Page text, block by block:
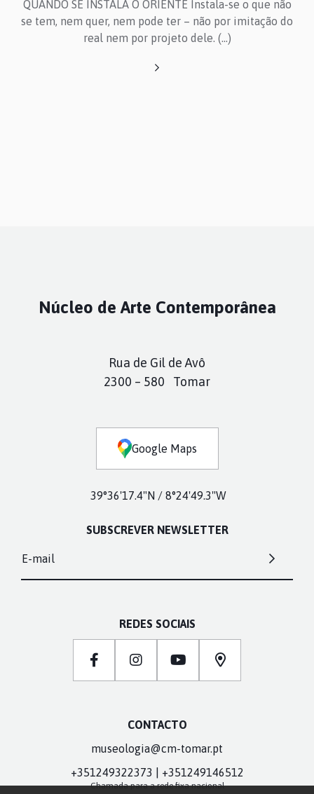
QUANDO SE INSTALA O ORIENTE Instala-se o que não
se tem, nem quer, nem pode ter – não por imitação do
real nem por projeto dele. (...)
Núcleo de Arte Contemporânea
Rua de Gil de Avô
2300 – 580 Tomar
Google Maps
39°36'17.4"N / 8°24'49.3"W
SUBSCREVER NEWSLETTER
E-mail
REDES SOCIAIS
CONTACTO
museologia@cm-tomar.pt
+351249322373 | +351249146512
Chamada para a rede fixa nacional